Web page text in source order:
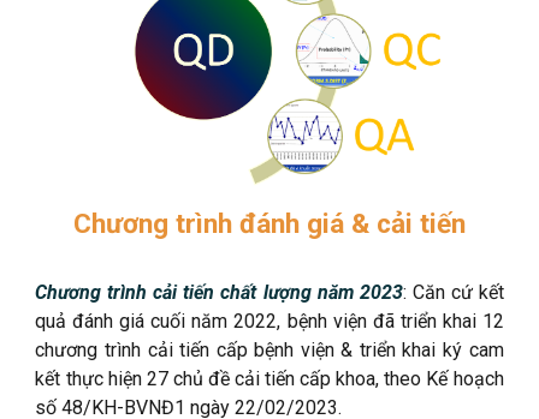
Chương trình đánh giá & cải tiến
Chương trình cải tiến chất lượng năm 2023: Căn cứ kết
quả đánh giá cuối năm 2022, bệnh viện đã triển khai 12
chương trình cải tiến cấp bệnh viện & triển khai ký cam
kết thực hiện 27 chủ đề cải tiến cấp khoa, theo Kế hoạch
số 48/KH-BVNĐ1 ngày 22/02/2023.